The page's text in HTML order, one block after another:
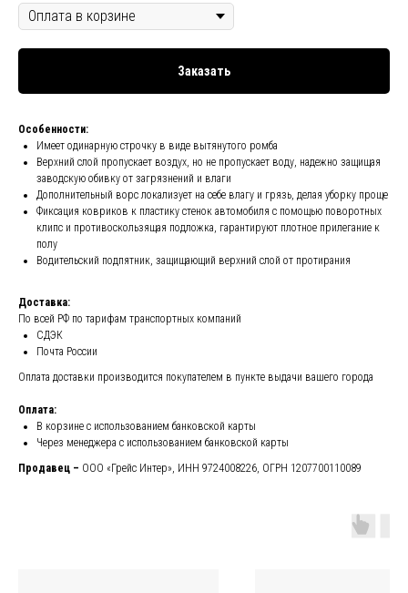
Заказать
Особенности:
Имеет одинарную строчку в виде вытянутого ромба
Верхний слой пропускает воздух, но не пропускает воду, надежно защищая
заводскую обивку от загрязнений и влаги
Дополнительный ворс локализует на себе влагу и грязь, делая уборку проще
Фиксация ковриков к пластику стенок автомобиля с помощью поворотных
клипс и противоскользящая подложка, гарантируют плотное прилегание к
полу
Водительский подпятник, защищающий верхний слой от протирания
Доставка:
По всей РФ по тарифам транспортных компаний
СДЭК
Почта России
Оплата доставки производится покупателем в пункте выдачи вашего города
Оплата:
В корзине с использованием банковской карты
Через менеджера с использованием банковской карты
Продавец – ООО «Грейс Интер», ИНН 9724008226, ОГРН 1207700110089